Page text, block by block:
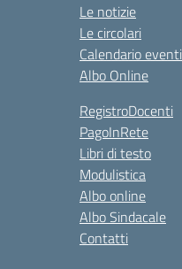
Le notizie
Le circolari
Calendario eventi
Albo Online
RegistroDocenti
PagoInRete
Libri di testo
Modulistica
Albo online
Albo Sindacale
Contatti